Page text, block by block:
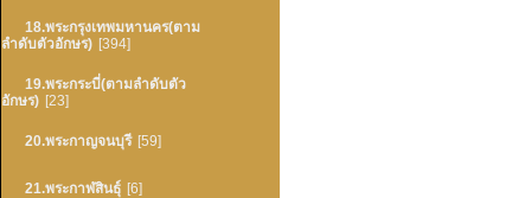
18.พระกรุงเทพมหานคร(ตาม
ลำดับตัวอักษร) [394]
19.พระกระบี่(ตามลำดับตัว
อักษร) [23]
20.พระกาญจนบุรี [59]
21.พระกาฬสินธุ์ [6]